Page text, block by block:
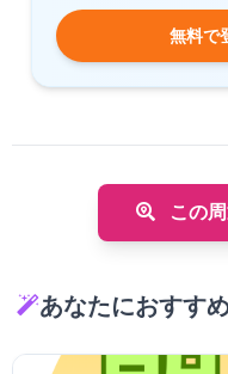
無料で
この
あなたにおすす